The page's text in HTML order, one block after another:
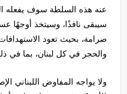
عنه هذه السلطة سوف يفعله
سيبقى نافذًا، وسيتخذ أوجهًا
صرامة، بحيث تعود
والحجر في كل لبنان، بما في
ولا يواجه المفاوض اللبناني